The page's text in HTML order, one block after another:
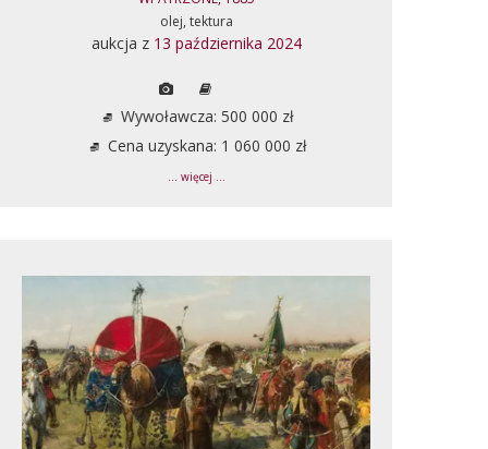
olej, tektura
aukcja z 13 października 2024
Wywoławcza: 500 000 zł
Cena uzyskana: 1 060 000 zł
... więcej ...